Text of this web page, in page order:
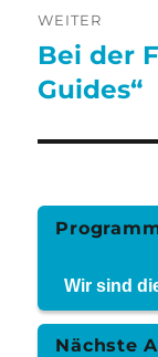
WEITER
Nächster
Beitrag:
Bei der
Guides“
Wir sind
Nächste